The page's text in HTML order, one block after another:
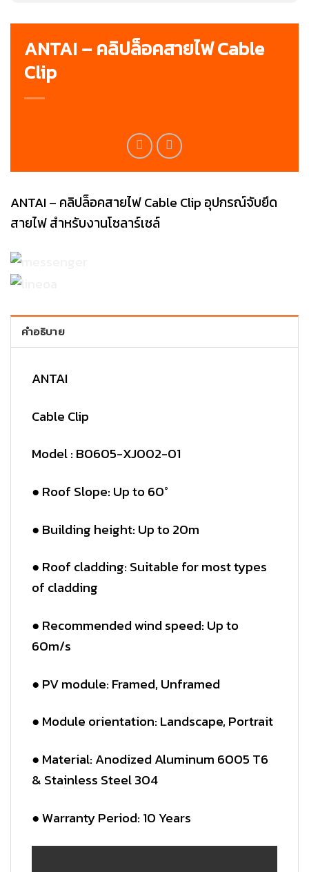
ANTAI – คลิปล็อคสายไฟ Cable
Clip
ANTAI – คลิปล็อคสายไฟ Cable Clip อุปกรณ์จับยึด
สายไฟ สำหรับงานโซลาร์เซล์
คำอธิบาย
ANTAI
Cable Clip
Model : B0605-XJ002-01
● Roof Slope: Up to 60°
● Building height: Up to 20m
● Roof cladding: Suitable for most types
of cladding
● Recommended wind speed: Up to
60m/s
● PV module: Framed, Unframed
● Module orientation: Landscape, Portrait
● Material: Anodized Aluminum 6005 T6
& Stainless Steel 304
● Warranty Period: 10 Years